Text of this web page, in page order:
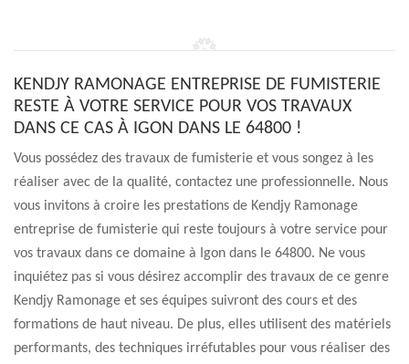
KENDJY RAMONAGE ENTREPRISE DE FUMISTERIE
RESTE À VOTRE SERVICE POUR VOS TRAVAUX
DANS CE CAS À IGON DANS LE 64800 !
Vous possédez des travaux de fumisterie et vous songez à les
réaliser avec de la qualité, contactez une professionnelle. Nous
vous invitons à croire les prestations de Kendjy Ramonage
entreprise de fumisterie qui reste toujours à votre service pour
vos travaux dans ce domaine à Igon dans le 64800. Ne vous
inquiétez pas si vous désirez accomplir des travaux de ce genre
Kendjy Ramonage et ses équipes suivront des cours et des
formations de haut niveau. De plus, elles utilisent des matériels
performants, des techniques irréfutables pour vous réaliser des